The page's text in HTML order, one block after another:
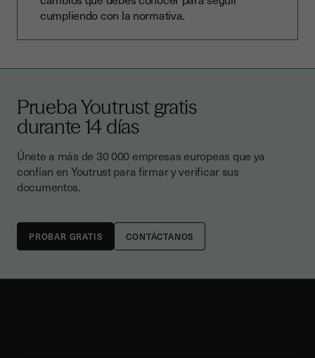
cumpliendo con la normativa.
Prueba Youtrust gratis
durante 14 días
Únete a más de 30 000 empresas europeas que ya
confían en Youtrust para firmar y verificar sus
documentos.
CONTÁCTANOS